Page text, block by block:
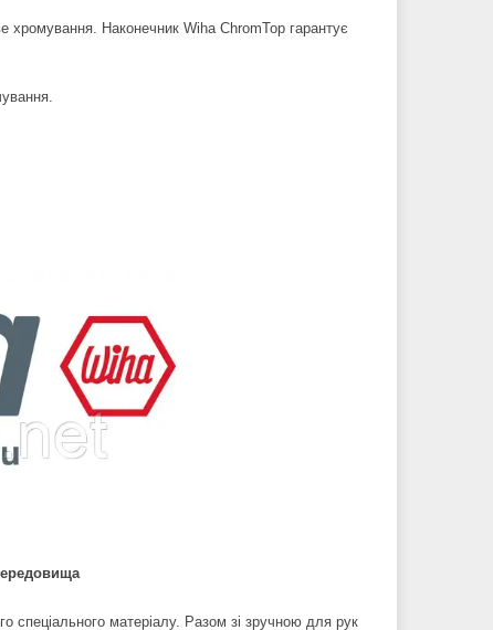
хромування. Наконечник Wiha ChromTop гарантує
спеціального матеріалу. Разом зі зручною для рук